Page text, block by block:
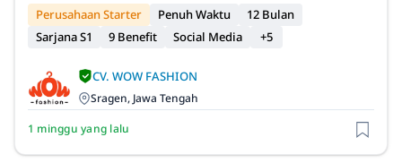
Perusahaan Starter
Penuh Waktu
12 Bulan
Sarjana S1
9 Benefit Social Media +5
CV. WOW FASHION
Sragen, Jawa Tengah
1 minggu yang lalu